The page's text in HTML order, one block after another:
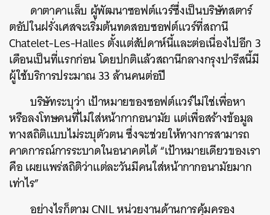
ดาตาคาแล็บ ผู้พัฒนาซอฟต์แวร์ซึ่งเป็นบริษัทสตาร์
ตอัปในฝรั่งเศสจะเริ่มต้นทดสอบซอฟต์แวร์ที่สถานี
Chatelet-Les-Halles ตั้งแต่สัปดาห์นี้และต่อเนื่องไปอีก 3
เดือนเป็นที่แรกก่อน โดยปกติแล้วสถานีกลางกรุงปารีสนี้มี
ผู้ใช้บริการประมาณ 33 ล้านคนต่อปี
บริษัทระบุว่า เป้าหมายของซอฟต์แวร์ไม่ใช่เพื่อหา
หรือลงโทษคนที่ไม่ใส่หน้ากากอนามัย แต่เพื่อสร้างข้อมูล
ทางสถิติแบบไม่ระบุตัวตน ซึ่งจะช่วยให้ทางการสามารถ
คาดการณ์การระบาดในอนาคตได้ “เป้าหมายเดียวของเรา
คือ เผยแพร่สถิติว่าแต่ละวันมีคนใส่หน้ากากอนามัยมาก
เท่าไร”
อย่างไรก็ตาม CNIL หน่วยงานด้านการคุ้มครอง